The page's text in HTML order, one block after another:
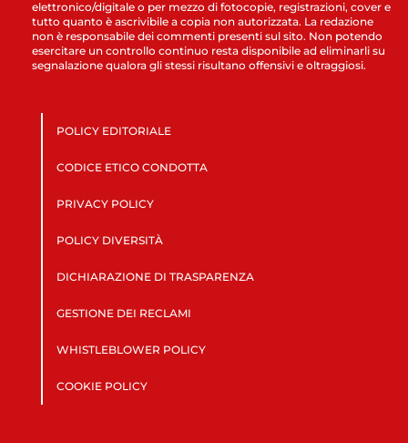
elettronico/digitale o per mezzo di fotocopie, registrazioni, cover e
tutto quanto è ascrivibile a copia non autorizzata. La redazione
non è responsabile dei commenti presenti sul sito. Non potendo
esercitare un controllo continuo resta disponibile ad eliminarli su
segnalazione qualora gli stessi risultano offensivi e oltraggiosi.
POLICY EDITORIALE
CODICE ETICO CONDOTTA
PRIVACY POLICY
POLICY DIVERSITÀ
DICHIARAZIONE DI TRASPARENZA
GESTIONE DEI RECLAMI
WHISTLEBLOWER POLICY
COOKIE POLICY